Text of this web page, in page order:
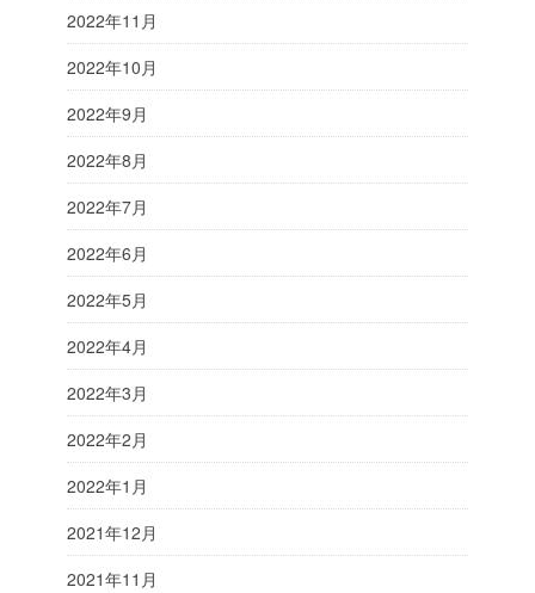
2022年11月
2022年10月
2022年9月
2022年8月
2022年7月
2022年6月
2022年5月
2022年4月
2022年3月
2022年2月
2022年1月
2021年12月
2021年11月